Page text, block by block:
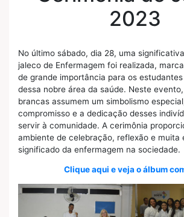
2023
No último sábado, dia 28, uma
jaleco de Enfermagem foi realizada,
de grande importância para os
dessa nobre área da saúde. Neste
brancas assumem um simbolismo
compromisso e a dedicação desses
servir à comunidade. A cerimônia
ambiente de celebração, reflexão e muita
significado da enfermagem na sociedade.
Clique aqui e veja o álbum